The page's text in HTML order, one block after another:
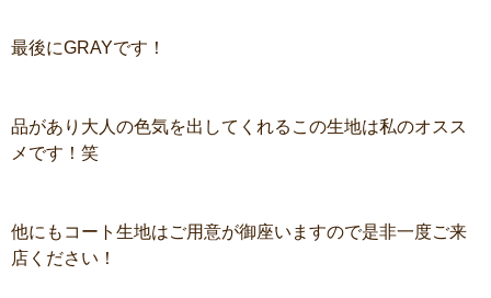
最後にGRAYです！
品があり大人の色気を出してくれるこの生地は私のオスス
メです！笑
他にもコート生地はご用意が御座いますので是非一度ご来
店ください！